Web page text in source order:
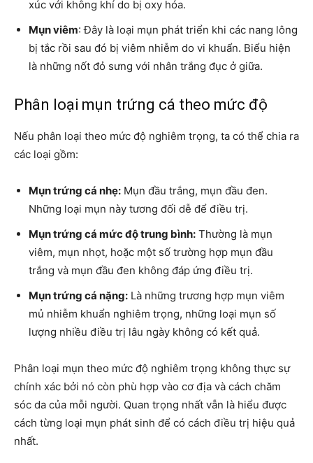
xúc với không khí do bị oxy hóa.
Mụn viêm: Đây là loại mụn phát triển khi các nang lông
bị tắc rồi sau đó bị viêm nhiễm do vi khuẩn. Biểu hiện
là những nốt đỏ sưng với nhân trắng đục ở giữa.
Phân loại mụn trứng cá theo mức độ
Nếu phân loại theo mức độ nghiêm trọng, ta có thể chia ra
các loại gồm:
Mụn trứng cá nhẹ: Mụn đầu trắng, mụn đầu đen.
Những loại mụn này tương đối dễ để điều trị.
Mụn trứng cá mức độ trung bình: Thường là mụn
viêm, mụn nhọt, hoặc một số trường hợp mụn đầu
trắng và mụn đầu đen không đáp ứng điều trị.
Mụn trứng cá nặng: Là những trương hợp mụn viêm
mủ nhiễm khuẩn nghiêm trọng, những loại mụn số
lượng nhiều điều trị lâu ngày không có kết quả.
Phân loại mụn theo mức độ nghiêm trọng không thực sự
chính xác bởi nó còn phù hợp vào cơ địa và cách chăm
sóc da của mỗi người. Quan trọng nhất vẫn là hiểu được
cách từng loại mụn phát sinh để có cách điều trị hiệu quả
nhất.